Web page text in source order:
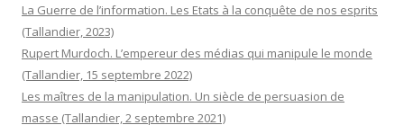
La Guerre de l’information. Les Etats à la conquête de nos esprits
(Tallandier, 2023)
Rupert Murdoch. L’empereur des médias qui manipule le monde
(Tallandier, 15 septembre 2022)
Les maîtres de la manipulation. Un siècle de persuasion de
masse (Tallandier, 2 septembre 2021)